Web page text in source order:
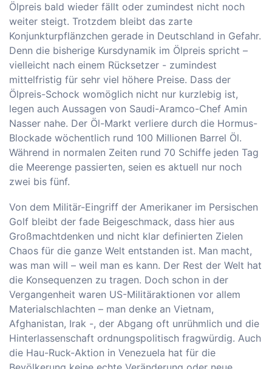
Ölpreis bald wieder fällt oder zumindest nicht noch
weiter steigt. Trotzdem bleibt das zarte
Konjunkturpflänzchen gerade in Deutschland in Gefahr.
Denn die bisherige Kursdynamik im Ölpreis spricht –
vielleicht nach einem Rücksetzer - zumindest
mittelfristig für sehr viel höhere Preise. Dass der
Ölpreis-Schock womöglich nicht nur kurzlebig ist,
legen auch Aussagen von Saudi-Aramco-Chef Amin
Nasser nahe. Der Öl-Markt verliere durch die Hormus-
Blockade wöchentlich rund 100 Millionen Barrel Öl.
Während in normalen Zeiten rund 70 Schiffe jeden Tag
die Meerenge passierten, seien es aktuell nur noch
zwei bis fünf.
Von dem Militär-Eingriff der Amerikaner im Persischen
Golf bleibt der fade Beigeschmack, dass hier aus
Großmachtdenken und nicht klar definierten Zielen
Chaos für die ganze Welt entstanden ist. Man macht,
was man will – weil man es kann. Der Rest der Welt hat
die Konsequenzen zu tragen. Doch schon in der
Vergangenheit waren US-Militäraktionen vor allem
Materialschlachten – man denke an Vietnam,
Afghanistan, Irak -, der Abgang oft unrühmlich und die
Hinterlassenschaft ordnungspolitisch fragwürdig. Auch
die Hau-Ruck-Aktion in Venezuela hat für die